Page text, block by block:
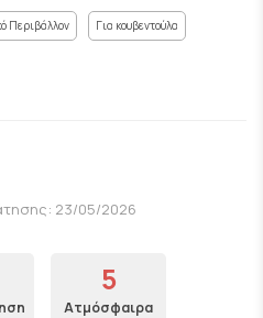
Περιβάλλον Για κουβεντούλα
23/05/2026
5
Ατμόσφαιρα